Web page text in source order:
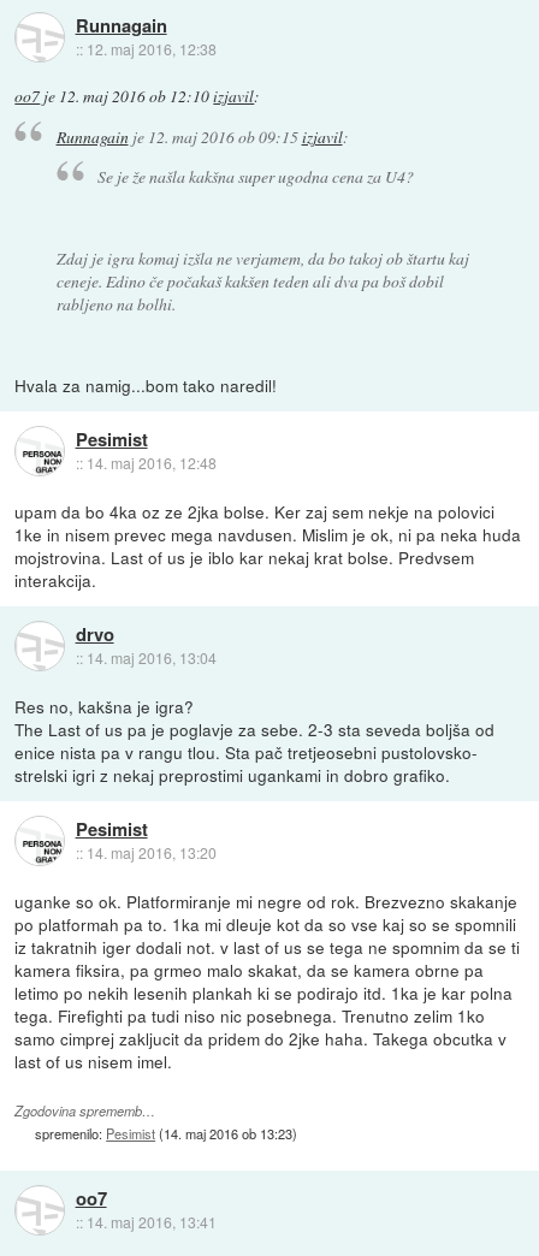
Runnagain
:: 12. maj 2016, 12:38
oo7 je 12. maj 2016 ob 12:10izjavil:
Runnagainje 12. maj 2016 ob 09:15izjavil:
Se je že našla kakšna super ugodna cena za U4?
Zdaj je igra komaj izšla ne verjamem, da bo takoj ob štartu kaj
ceneje. Edino če počakaš kakšen teden ali dva pa boš dobil
rabljeno na bolhi.
Hvala za namig...bom tako naredil!
Pesimist
:: 14. maj 2016, 12:48
upam da bo 4ka oz ze 2jka bolse. Ker zaj sem nekje na polovici
1ke in nisem prevec mega navdusen. Mislim je ok, ni pa neka huda
mojstrovina. Last of us je iblo kar nekaj krat bolse. Predvsem
interakcija.
drvo
:: 14. maj 2016, 13:04
Res no, kakšna je igra?
The Last of us pa je poglavje za sebe. 2-3 sta seveda boljša od
enice nista pa v rangu tlou. Sta pač tretjeosebni pustolovsko-
strelski igri z nekaj preprostimi ugankami in dobro grafiko.
Pesimist
:: 14. maj 2016, 13:20
uganke so ok. Platformiranje mi negre od rok. Brezvezno skakanje
po platformah pa to. 1ka mi dleuje kot da so vse kaj so se spomnili
iz takratnih iger dodali not. v last of us se tega ne spomnim da se ti
kamera fiksira, pa grmeo malo skakat, da se kamera obrne pa
letimo po nekih lesenih plankah ki se podirajo itd. 1ka je kar polna
tega. Firefighti pa tudi niso nic posebnega. Trenutno zelim 1ko
samo cimprej zakljucit da pridem do 2jke haha. Takega obcutka v
last of us nisem imel.
Zgodovina sprememb…
spremenilo: Pesimist(14. maj 2016 ob 13:23)
oo7
:: 14. maj 2016, 13:41